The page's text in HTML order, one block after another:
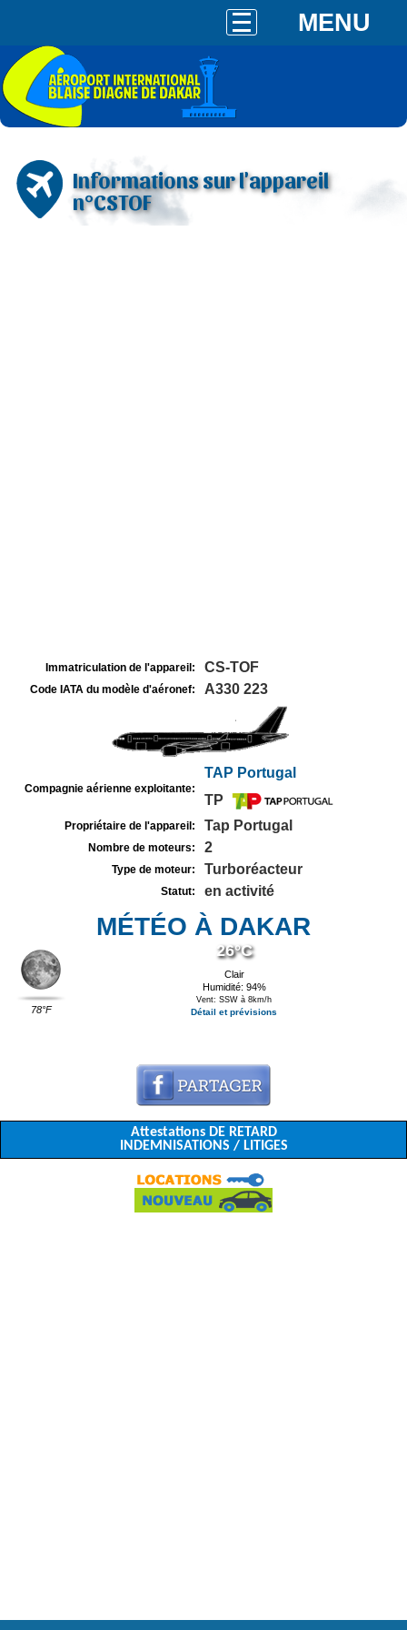
MENU
Informations sur l'appareil
n°CSTOF
Immatriculation de l'appareil: CS-TOF
Code IATA du modèle d'aéronef: A330 223
Compagnie aérienne exploitante:
TAP Portugal
TP
Propriétaire de l'appareil: Tap Portugal
Nombre de moteurs: 2
Type de moteur: Turboréacteur
Statut: en activité
MÉTÉO À DAKAR
78°F
26°C
Clair
Humidité: 94%
Vent: SSW à 8km/h
Détail et prévisions
Attestations DE RETARD
INDEMNISATIONS / LITIGES